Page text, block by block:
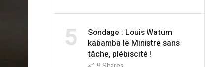
5
Sondage : Louis Watum
kabamba le Ministre sans
tâche, plébiscité !